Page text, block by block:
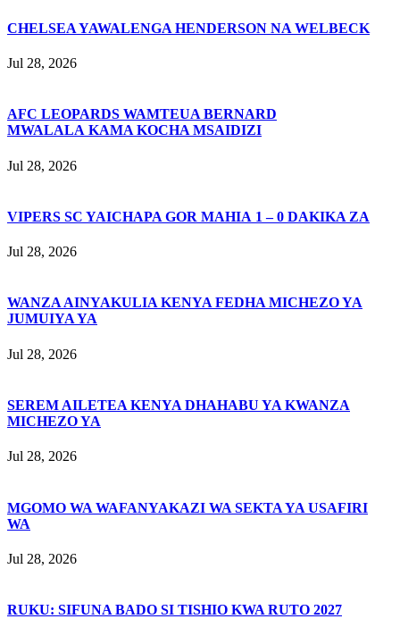
CHELSEA YAWALENGA HENDERSON NA WELBECK
Jul 28, 2026
AFC LEOPARDS WAMTEUA BERNARD
MWALALA KAMA KOCHA MSAIDIZI
Jul 28, 2026
VIPERS SC YAICHAPA GOR MAHIA 1 – 0 DAKIKA ZA
Jul 28, 2026
WANZA AINYAKULIA KENYA FEDHA MICHEZO YA
JUMUIYA YA
Jul 28, 2026
SEREM AILETEA KENYA DHAHABU YA KWANZA
MICHEZO YA
Jul 28, 2026
MGOMO WA WAFANYAKAZI WA SEKTA YA USAFIRI
WA
Jul 28, 2026
RUKU: SIFUNA BADO SI TISHIO KWA RUTO 2027